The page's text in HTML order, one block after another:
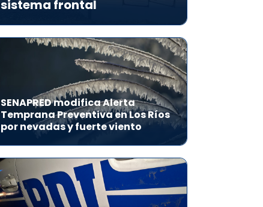
sistema frontal
SENAPRED modifica Alerta
Temprana Preventiva en Los Ríos
por nevadas y fuerte viento